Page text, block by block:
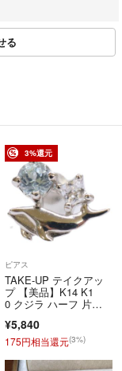
に加盟しています。
わせボタン押下⇒問い
除く）
かねます。
着順とさせていただ
る
3%還元
ピアス
TAKE-UP テイクアッ
プ 【美品】K14 K1
0 クジラ ハーフ 片
¥5,840
175円相当還元(3%)